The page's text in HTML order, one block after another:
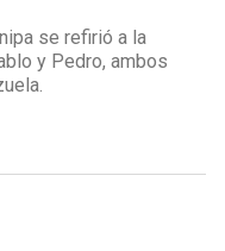
se refirió a la
y Pedro, ambos